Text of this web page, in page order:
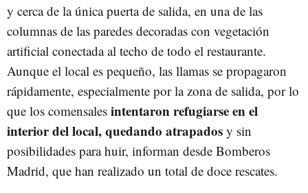
y cerca de la única puerta de salida, en una de las
columnas de las paredes decoradas con vegetación
artificial conectada al techo de todo el restaurante.
Aunque el local es pequeño, las llamas se propagaron
rápidamente, especialmente por la zona de salida, por lo
que los comensales intentaron refugiarse en el
interior del local, quedando atrapados y sin
posibilidades para huir, informan desde Bomberos
Madrid, que han realizado un total de doce rescates.